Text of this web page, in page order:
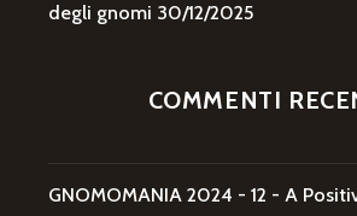
degli gnomi 30/12/2025
COMMENTI
GNOMOMANIA 2024 - 12 - A